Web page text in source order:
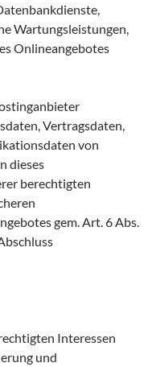
Wartungsleistungen,
Onlineangebotes
Vertragsdaten,
von
dieses
berechtigten
gem. Art. 6 Abs.
Interessen
und